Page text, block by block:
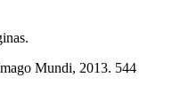
Mundi, 2013. 544